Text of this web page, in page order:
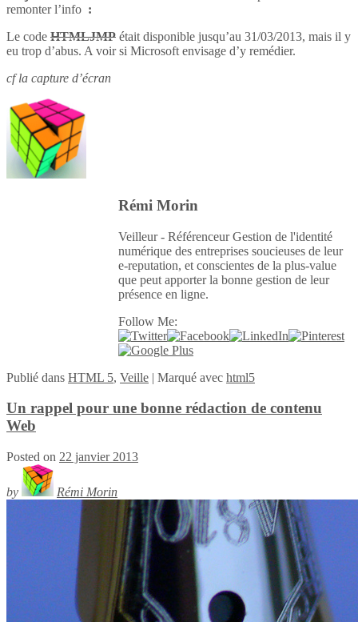
remonter l’info :
Le code HTMLJMP était disponible jusqu’au 31/03/2013, mais il y
eu trop d’abus. A voir si Microsoft envisage d’y remédier.
cf la capture d’écran
Rémi Morin
Veilleur - Référenceur Gestion de l'identité
numérique des entreprises soucieuses de leur
e-reputation, et conscientes de la plus-value
que peut apporter la bonne gestion de leur
présence en ligne.
Follow Me:
Publié dans HTML 5, Veille | Marqué avec html5
Un rappel pour une bonne rédaction de contenu
Web
Posted on 22 janvier 2013
by Rémi Morin